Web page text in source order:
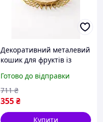
Декоративний металевий
кошик для фруктів із
золота фруктовиця для
кухні та сервірування
столу, стильна bam
Готово до відправки
355₴
711 ₴
Купити